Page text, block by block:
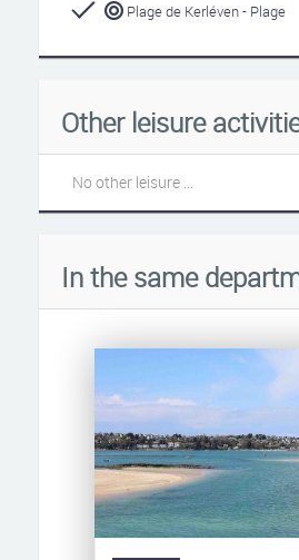
Plage de Kerléven - Plage
Other leisure
No other leisure ...
In the same